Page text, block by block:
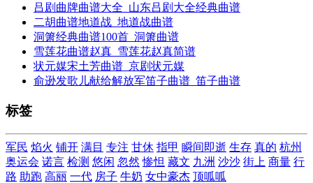
吕剧曲牌曲谱大全_山东吕剧大全经典曲谱
二胡曲谱地道战_地道战曲谱
洞箫经典曲谱100首_洞箫曲谱
雪莲花曲谱赵真_雪莲花赵真简谱
状元媒宋土芳曲谱_京剧状元媒
俞逊发歌儿献给解放军笛子曲谱_笛子曲谱
标签
军民 焰火 铺开 满目 专注 甘休 指甲 瞬间即逝 生存 真的 杭州
奥运会 诺言 检测 悠闲 忽然 惨怛 藏文 九洲 沙沙 街上 商量 行
路 助跑 高丽 一代 房子 牛奶 女中豪杰 顶呱呱